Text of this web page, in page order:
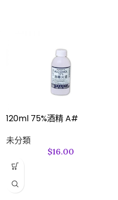
120ml 75%酒精 A#
未分類
$16.00